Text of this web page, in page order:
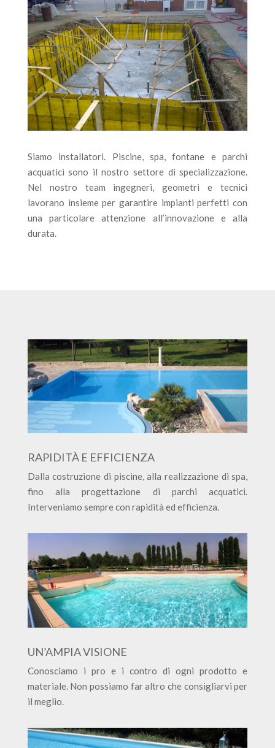
Siamo installatori. Piscine, spa, fontane e parchi
acquatici sono il nostro settore di specializzazione.
Nel nostro team ingegneri, geometri e tecnici
lavorano insieme per garantire impianti perfetti con
una particolare attenzione all’innovazione e alla
durata.
RAPIDITÀ E EFFICIENZA
Dalla costruzione di piscine, alla realizzazione di spa,
fino alla progettazione di parchi acquatici.
Interveniamo sempre con rapidità ed efficienza.
UN’AMPIA VISIONE
Conosciamo i pro e i contro di ogni prodotto e
materiale. Non possiamo far altro che consigliarvi per
il meglio.